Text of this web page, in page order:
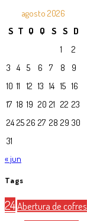
agosto 2026
S T Q Q S S
D
1
2
3 4 5 6 7 8
9
10 11 12 13 14 15 16
17 18 19 20 21 22 23
24 25 26 27 28 29 30
31
« jun
Tags
24Abertura de cofres